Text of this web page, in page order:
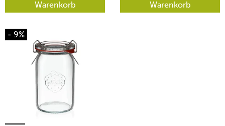
Warenkorb Warenkorb
- 9%